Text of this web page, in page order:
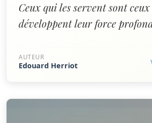
Ceux qui les servent sont
développent leur force
AUTEUR
Edouard Herriot